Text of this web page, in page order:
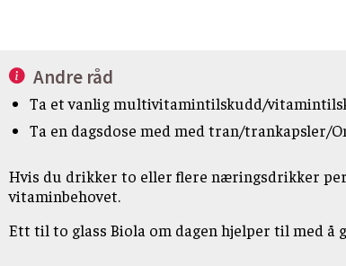
Andre råd
Ta et vanlig multivitamintilskudd/
Ta en dagsdose med med tran/trankapsler/
Hvis du drikker to eller flere næringsdrikker
vitaminbehovet.
Ett til to glass Biola om dagen hjelper til med